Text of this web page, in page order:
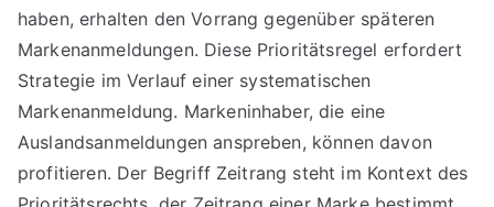
haben, erhalten den Vorrang gegenüber späteren
Markenanmeldungen. Diese Prioritätsregel erfordert
Strategie im Verlauf einer systematischen
Markenanmeldung. Markeninhaber, die eine
Auslandsanmeldungen anspreben, können davon
profitieren. Der Begriff Zeitrang steht im Kontext des